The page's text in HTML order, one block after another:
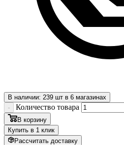
В наличии: 239 шт в 6 магазинах
-
Количество товара
В корзину
Купить в 1 клик
Рассчитать доставку